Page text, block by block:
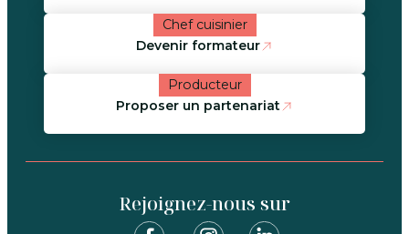
Chef cuisinier
Devenir formateur
Producteur
Proposer un partenariat
Rejoignez-nous sur